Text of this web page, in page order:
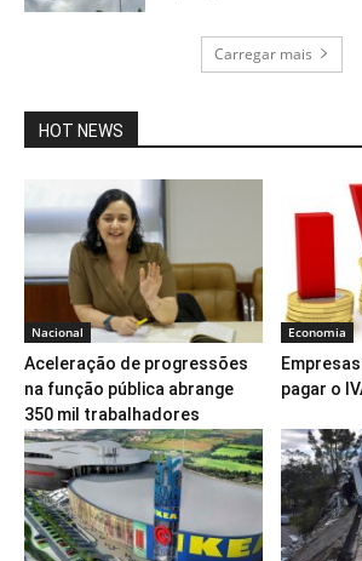
Carregar mais
HOT NEWS
Nacional
Aceleração de progressões
na função pública abrange
350 mil trabalhadores
Economia
pagar o